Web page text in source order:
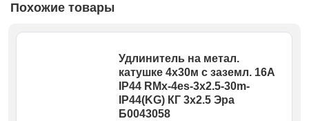
Похожие товары
Удлинитель на метал.
катушке 4х30м с заземл. 16А
IP44 RMx-4es-3х2.5-30m-
IP44(KG) КГ 3х2.5 Эра
Б0043058